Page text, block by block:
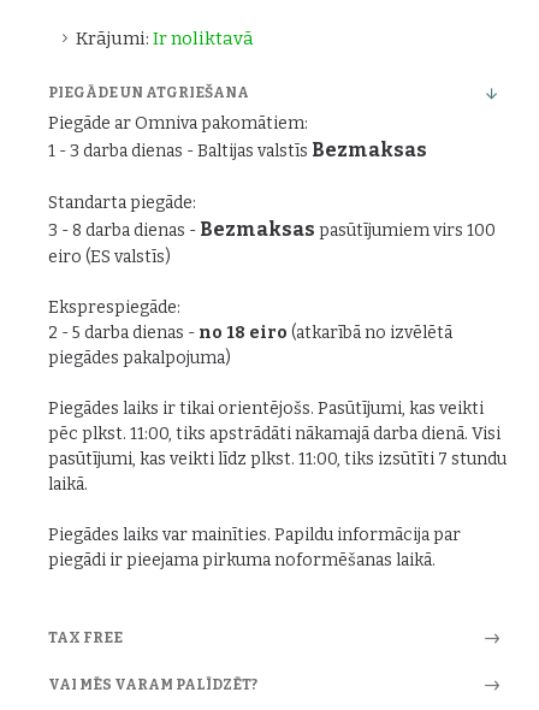
Krājumi: Ir noliktavā
PIEGĀDE UN ATGRIEŠANA
Piegāde ar Omniva pakomātiem:
1 - 3 darba dienas - Baltijas valstīs Bezmaksas
Standarta piegāde:
3 - 8 darba dienas - Bezmaksas pasūtījumiem virs 100
eiro (ES valstīs)
Eksprespiegāde:
2 - 5 darba dienas - no 18 eiro (atkarībā no izvēlētā
piegādes pakalpojuma)
Piegādes laiks ir tikai orientējošs. Pasūtījumi, kas veikti
pēc plkst. 11:00, tiks apstrādāti nākamajā darba dienā. Visi
pasūtījumi, kas veikti līdz plkst. 11:00, tiks izsūtīti 7 stundu
laikā.
Piegādes laiks var mainīties. Papildu informācija par
piegādi ir pieejama pirkuma noformēšanas laikā.
TAX FREE
VAI MĒS VARAM PALĪDZĒT?